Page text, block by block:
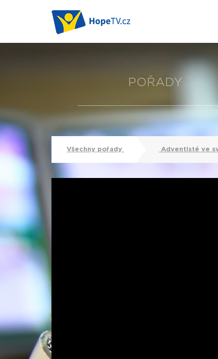
POŘADY
Všechny pořady Adventisté ve